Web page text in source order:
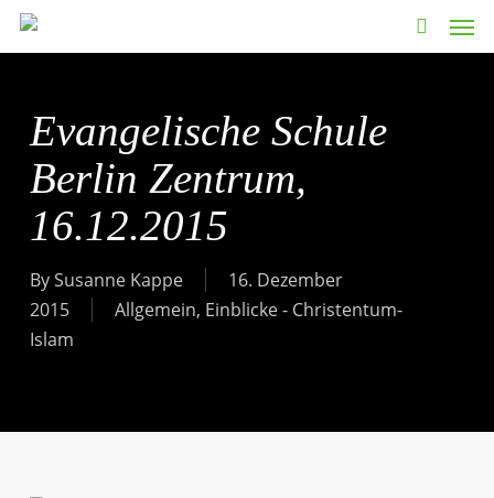
Skip
search
Evangelische Schule
Berlin Zentrum,
16.12.2015
BySusanne Kappe
16. Dezember
2015
Allgemein, Einblicke - Christentum-
Islam